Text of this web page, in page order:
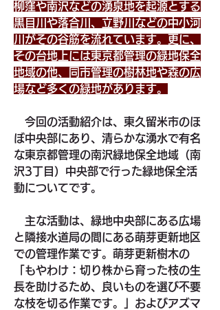
柳窪や南沢などの湧泉地を起源とする
黒目川や落合川、立野川などの中小河
川がその谷筋を流れています。更に、
その台地上には東京都管理の緑地保全
地域の他、同市管理の樹林地や森の広
場など多くの緑地があります。
今回の活動紹介は、東久留米市のほ
ぼ中央部にあり、清らかな湧水で有名
な東京都管理の南沢緑地保全地域（南
沢3丁目）中央部で行った緑地保全活
動についてです。
主な活動は、緑地中央部にある広場
と隣接水道局の間にある萌芽更新地区
での管理作業です。萌芽更新樹木の
「もやわけ：切り株から育った枝の生
長を助けるため、良いものを選び不要
な枝を切る作業です。」およびアズマ